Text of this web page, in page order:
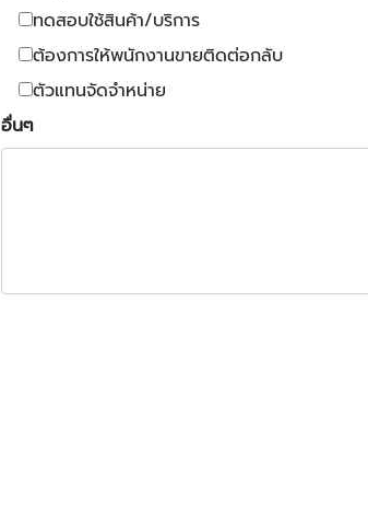
ทดสอบใช้สินค้า/บริการ
ต้องการให้พนักงานขายติดต่อกลับ
ตัวแทนจัดจำหน่าย
อื่นๆ